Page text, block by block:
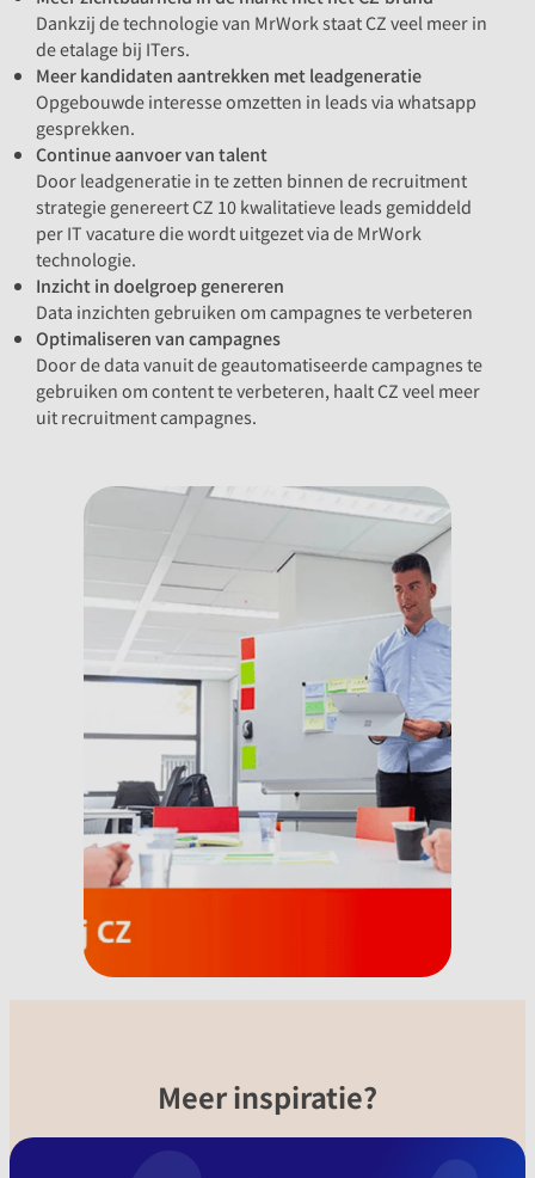
Dankzij de technologie van MrWork staat CZ veel meer in
de etalage bij ITers.
Meer kandidaten aantrekken met leadgeneratie
Opgebouwde interesse omzetten in leads via whatsapp
gesprekken.
Continue aanvoer van talent
Door leadgeneratie in te zetten binnen de recruitment
strategie genereert CZ 10 kwalitatieve leads gemiddeld
per IT vacature die wordt uitgezet via de MrWork
technologie.
Inzicht in doelgroep genereren
Data inzichten gebruiken om campagnes te verbeteren
Optimaliseren van campagnes
Door de data vanuit de geautomatiseerde campagnes te
gebruiken om content te verbeteren, haalt CZ veel meer
uit recruitment campagnes.
Meer inspiratie?